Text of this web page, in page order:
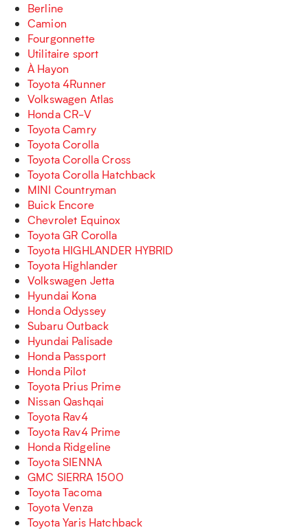
Berline
Camion
Fourgonnette
Utilitaire sport
À Hayon
Toyota 4Runner
Volkswagen Atlas
Honda CR-V
Toyota Camry
Toyota Corolla
Toyota Corolla Cross
Toyota Corolla Hatchback
MINI Countryman
Buick Encore
Chevrolet Equinox
Toyota GR Corolla
Toyota HIGHLANDER HYBRID
Toyota Highlander
Volkswagen Jetta
Hyundai Kona
Honda Odyssey
Subaru Outback
Hyundai Palisade
Honda Passport
Honda Pilot
Toyota Prius Prime
Nissan Qashqai
Toyota Rav4
Toyota Rav4 Prime
Honda Ridgeline
Toyota SIENNA
GMC SIERRA 1500
Toyota Tacoma
Toyota Venza
Toyota Yaris Hatchback